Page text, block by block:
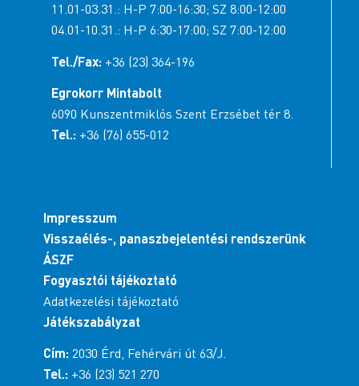
11.01-03.31.: H-P 7:00-16:30; SZ 8:00-12:00
04.01-10.31.: H-P 6:30-17:00; SZ 7:00-12:00
Tel./Fax: +36 (23) 364-196
Egrokorr Mintabolt
6090 Kunszentmiklós Szent Erzsébet tér 8.
Tel.: +36 (76) 655-012
Impresszum
Visszaélés-, panaszbejelentési rendszerünk
ÁSZF
Fogyasztói tájékoztató
Adatkezelési tájékoztató
Játékszabályzat
Cím: 2030 Érd, Fehérvári út 63/J.
Tel.: +36 (23) 521 270